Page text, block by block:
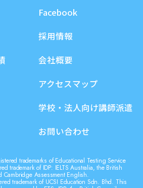
Facebook
採用情報
会社概要
アクセスマップ
学校・法人向け講師派遣
お問い合わせ
trademarks of Educational Testing Service
trademark of IDP: IELTS Australia, the British
Cambridge Assessment English.
trademark of UCSI Education Sdn. Bhd. This